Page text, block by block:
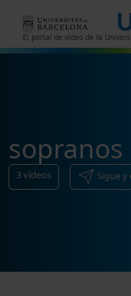
El portal de vídeo de la
3vídeos Sigue